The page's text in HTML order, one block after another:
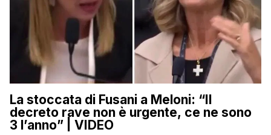
La stoccata di Fusani a Meloni: “Il
decreto rave non è urgente, ce ne sono
3 l’anno” | VIDEO